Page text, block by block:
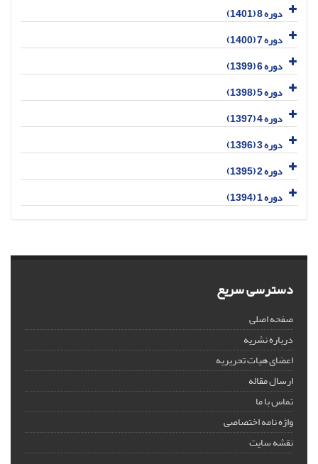
دوره 8 (1401)
دوره 7 (1400)
دوره 6 (1399)
دوره 5 (1398)
دوره 4 (1397)
دوره 3 (1396)
دوره 2 (1395)
دوره 1 (1394)
دسترسی سریع
صفحه اصلی
درباره نشریه
اعضای هیات تحریریه
ارسال مقاله
تماس با ما
واژه نامه اختصاصی
نقشه سایت